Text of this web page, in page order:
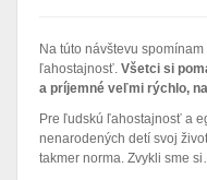
Na túto návštevu
ľahostajnosť. Všetci si
a príjemné veľmi rýchlo,
Pre ľudskú ľahostajnosť a
nenarodených detí svoj
takmer norma. Zvykli sme